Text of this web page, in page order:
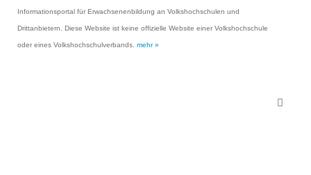
Informationsportal für Erwachsenenbildung an Volkshochschulen und
Drittanbietern. Diese Website ist keine offizielle Website einer Volkshochschule
oder eines Volkshochschulverbands. mehr »